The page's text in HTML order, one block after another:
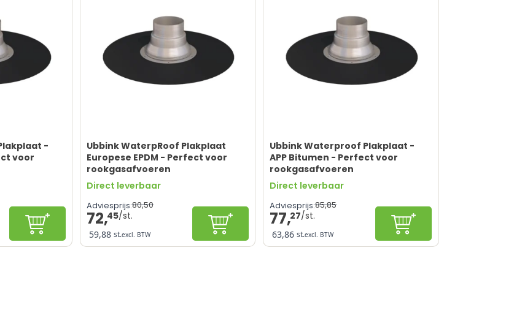
-
voor
Configureren
Ubbink WaterpRoof Plakplaat
Europese EPDM - Perfect voor
rookgasafvoeren
Direct leverbaar
Adviesprijs:80,50
72,45
59,88 st.excl. BTW
Configureren
Ubbink Waterproof Plakplaat -
APP Bitumen - Perfect voor
rookgasafvoeren
Direct leverbaar
Adviesprijs:85,85
77,27
63,86 st.excl. BTW
Configureren